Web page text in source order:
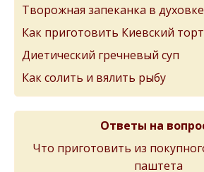
Творожная запеканка в духовке
Как приготовить Киевский торт
Диетический гречневый суп
Как солить и вялить рыбу
Ответы на
Что приготовить из
паштета